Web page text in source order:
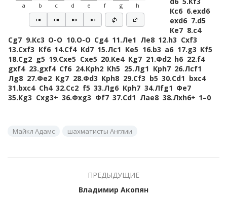
a
b c d e f g h
Кc6 6.exd6
exd6 7.d5
Кe7 8.c4
Сg7 9.Кc3 O-O 10.O-O Сg4 11.Лe1 Лe8 12.h3 Сxf3
13.Сxf3 Кf6 14.Сf4 Кd7 15.Лc1 Кe5 16.b3 a6 17.g3 Кf5
18.Сg2 g5 19.Сxe5 Сxe5 20.Кe4 Кg7 21.Фd2 h6 22.f4
gxf4 23.gxf4 Сf6 24.Крh2 Кh5 25.Лg1 Крh7 26.Лcf1
Лg8 27.Фe2 Кg7 28.Фd3 Крh8 29.Сf3 b5 30.Сd1 bxc4
31.bxc4 Сh4 32.Сc2 f5 33.Лg6 Крh7 34.Лfg1 Фe7
35.Кg3 Сxg3+ 36.Фxg3 Фf7 37.Сd1 Лae8 38.Лxh6+ 1–0
Майкл Адамс шахматисты Англии
ПРЕДЫДУЩИЕ
Владимир Акопян